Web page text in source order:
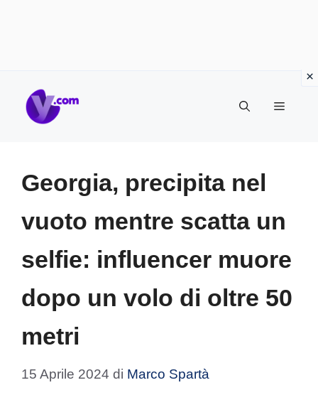
Menu
Georgia, precipita nel
vuoto mentre scatta un
selfie: influencer muore
dopo un volo di oltre 50
metri
15 Aprile 2024 di Marco Spartà